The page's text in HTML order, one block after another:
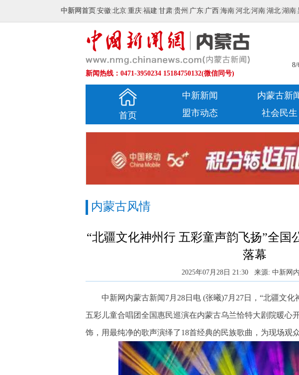
中新网首页 安徽 北京 重庆 福建 甘肃 贵州 广东 广西 海南 河北 河南 湖北 湖南
新闻热线：0471-3950234 15184750132(微信同号)
8/
首页
中新新闻 内蒙古新
盟市动态
社会民生
内蒙古风情
“北疆文化神州行 五彩童声韵飞扬”全国
落幕
2025年07月28日 21:30 来源: 中新网
中新网内蒙古新闻7月28日电 (张曦)7月27日，“北疆文化
五彩儿童合唱团全国惠民巡演在内蒙古乌兰恰特大剧院暖心
饰，用最纯净的歌声演绎了18首经典的民族歌曲，为现场观